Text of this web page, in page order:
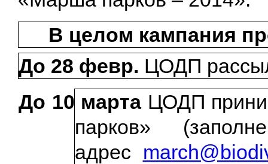
В целом кампания
До 28 февр. ЦОДП
До 10 мартаЦОДП
парков»
адрес